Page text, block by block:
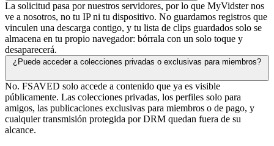
La solicitud pasa por nuestros servidores, por lo que MyVidster nos
ve a nosotros, no tu IP ni tu dispositivo. No guardamos registros que
vinculen una descarga contigo, y tu lista de clips guardados solo se
almacena en tu propio navegador: bórrala con un solo toque y
desaparecerá.
¿Puede acceder a colecciones privadas o exclusivas para miembros?
No. FSAVED solo accede a contenido que ya es visible
públicamente. Las colecciones privadas, los perfiles solo para
amigos, las publicaciones exclusivas para miembros o de pago, y
cualquier transmisión protegida por DRM quedan fuera de su
alcance.